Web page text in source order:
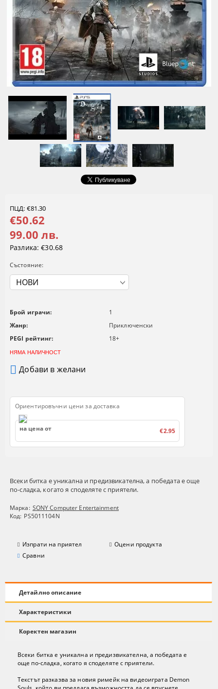
Всеки битка е уникална и предизвикателна, а победата е още
по-сладка, когато я споделяте с приятели.
Марка: SONY Computer Entertainment
Код: PS5011104N
Изпрати на приятел
Оцени продукта
Сравни
ПЦД: €81.30
€50.62
99.00 лв.
Разлика: €30.68
Състояние:
Брой играчи:
1
Жанр:
Приключенски
PEGI рейтинг:
18+
НЯМА НАЛИЧНОСТ
Добави в желани
Ориентировъчни цени за доставка
на цена от €2.95
Детайлно описание
Характеристики
Коректен магазин
Всеки битка е уникална и предизвикателна, а победата е
още по-сладка, когато я споделяте с приятели.
Текстът разказва за новия римейк на видеоиграта Demon